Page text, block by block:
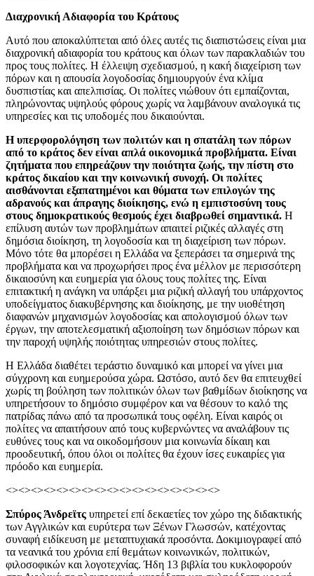
Διαχρονική Αδιαφορία του Κράτους
Αυτό που αποκαλύπτεται από όλες αυτές τις διαπιστώσεις είναι μια
διαχρονική αδιαφορία του κράτους και όλων των παρακλαδιών του
προς τους πολίτες. Η έλλειψη σχεδιασμού, η κακή διαχείριση των
πόρων και η απουσία λογοδοσίας δημιουργούν ένα κλίμα
δυσπιστίας και απελπισίας. Οι πολίτες νιώθουν ότι εμπαίζονται,
πληρώνοντας υψηλούς φόρους χωρίς να λαμβάνουν αναλογικά τις
υπηρεσίες και τις υποδομές που δικαιούνται.
Η υπερφορολόγηση των πολιτών και η σπατάλη των πόρων
από το κράτος δεν είναι απλά οικονομικά προβλήματα. Είναι
ζητήματα που επηρεάζουν την ποιότητα ζωής, την πίστη στο
κράτος δικαίου και την κοινωνική συνοχή. Οι πολίτες
αισθάνονται εξαπατημένοι και θύματα των επιλογών της
αδρανούς και άπραγης διοίκησης, ενώ η εμπιστοσύνη τους
στους δημοκρατικούς θεσμούς έχει διαβρωθεί σημαντικά. Η
επίλυση αυτών των προβλημάτων απαιτεί ριζικές αλλαγές στη
δημόσια διοίκηση, τη λογοδοσία και τη διαχείριση των πόρων.
Μόνο τότε θα μπορέσει η Ελλάδα να ξεπεράσει τα σημερινά της
προβλήματα και να προχωρήσει προς ένα μέλλον με περισσότερη
δικαιοσύνη και ευημερία για όλους τους πολίτες της. Είναι
επιτακτική η ανάγκη να υπάρξει μια ριζική αλλαγή του υπάρχοντος
υποδείγματος διακυβέρνησης και διοίκησης, με την υιοθέτηση
διαφανών μηχανισμών λογοδοσίας και απολογισμού όλων των
έργων, την αποτελεσματική αξιοποίηση των δημόσιων πόρων και
την παροχή υψηλής ποιότητας υπηρεσιών στους πολίτες.
Η Ελλάδα διαθέτει τεράστιο δυναμικό και μπορεί να γίνει μια
σύγχρονη και ευημερούσα χώρα. Ωστόσο, αυτό δεν θα επιτευχθεί
χωρίς τη βούληση των πολιτικών όλων των βαθμίδων διοίκησης να
υπηρετήσουν το δημόσιο συμφέρον και να θέσουν το καλό της
πατρίδας πάνω από τα προσωπικά τους οφέλη. Είναι καιρός οι
πολίτες να απαιτήσουν από τους κυβερνώντες να αναλάβουν τις
ευθύνες τους και να οικοδομήσουν μια κοινωνία δίκαιη και
προοδευτική, όπου όλοι οι πολίτες θα έχουν ίσες ευκαιρίες για
πρόοδο και ευημερία.
<><><><><><><><><><><><><><><><><>
Σπύρος Άνδρεϊτς υπηρετεί επί δεκαετίες τον χώρο της διδακτικής
των Αγγλικών και ευρύτερα των Ξένων Γλωσσών, κατέχοντας
συναφή ειδίκευση με μεταπτυχιακά προσόντα. Δοκιμιογραφεί από
τα νεανικά του χρόνια επί θεμάτων κοινωνικών, πολιτικών,
φιλοσοφικών και λογοτεχνίας. Ήδη 13 βιβλία του κυκλοφορούν